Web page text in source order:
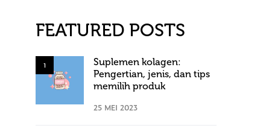
FEATURED POSTS
1
Suplemen kolagen:
Pengertian, jenis, dan tips
memilih produk
25 MEI 2023